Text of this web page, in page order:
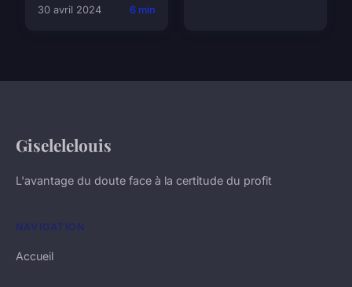
30 avril 2024 6 min
Giselelelouis
L'avantage du doute face à la certitude du profit
NAVIGATION
Accueil